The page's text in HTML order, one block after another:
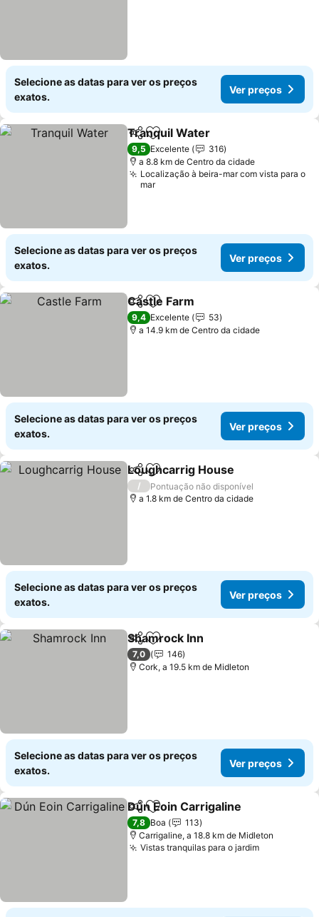
Selecione as datas para ver os preços
exatos.
Ver preços
PartilharAdicionar aos favoritos
Tranquil Water
9,5 Excelente
316
a 8.8 km de Centro da cidade
Localização à beira-mar com vista para o
mar
Selecione as datas para ver os preços
exatos.
Ver preços
PartilharAdicionar aos favoritos
Castle Farm
9,4 Excelente
53
a 14.9 km de Centro da cidade
Selecione as datas para ver os preços
exatos.
Ver preços
PartilharAdicionar aos favoritos
Loughcarrig House
/
Pontuação não disponível
a 1.8 km de Centro da cidade
Selecione as datas para ver os preços
exatos.
Ver preços
PartilharAdicionar aos favoritos
Shamrock Inn
7,0
146
Cork, a 19.5 km de Midleton
Selecione as datas para ver os preços
exatos.
Ver preços
PartilharAdicionar aos favoritos
Dún Eoin Carrigaline
7,8 Boa
113
Carrigaline, a 18.8 km de Midleton
Vistas tranquilas para o jardimVer preços